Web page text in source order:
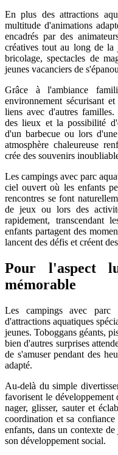
En plus des attractions
multitude d'animations
encadrés par des
créatives tout au long de la
bricolage, spectacles de
jeunes vacanciers de
Grâce à l'ambiance
environnement sécurisant
liens avec d'autres
des lieux et la possibilité
d'un barbecue ou lors
atmosphère chaleureuse
crée des souvenirs
Les campings avec parc
ciel ouvert où les enfants
rencontres se font
de jeux ou lors des
rapidement, transcendant
enfants partagent des
lancent des défis et créent
Pour l'aspect
mémorable
Les campings avec parc
d'attractions aquatiques
jeunes. Toboggans géants,
bien d'autres surprises
de s'amuser pendant des
adapté.
Au-delà du simple
favorisent le développement
nager, glisser, sauter et
coordination et sa
enfants, dans un contexte
son développement social.